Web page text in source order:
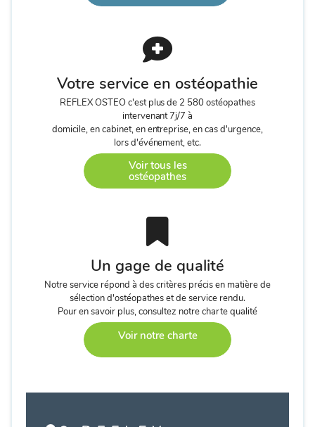
Votre service en ostéopathie
REFLEX OSTEO c'est plus de 2 580 ostéopathes
intervenant 7j/7 à
domicile, en cabinet, en entreprise, en cas d'urgence,
lors d'événement, etc.
Voir tous les
ostéopathes
Un gage de qualité
Notre service répond à des critères précis en matière de
sélection d'ostéopathes et de service rendu.
Pour en savoir plus, consultez notre charte qualité
Voir notre charte